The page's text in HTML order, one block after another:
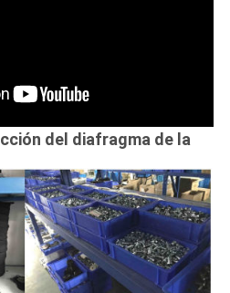
del diafragma de la